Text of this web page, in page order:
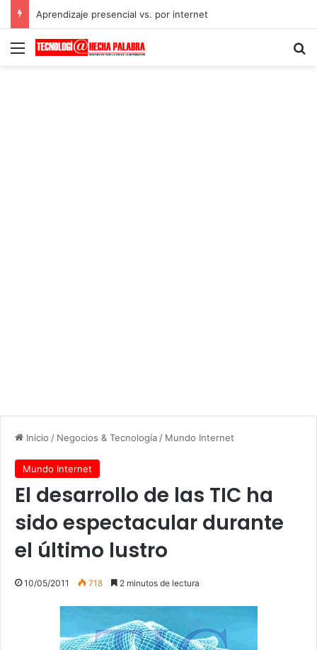
Aprendizaje presencial vs. por internet
Menú
Inicio / Negocios & Tecnología / Mundo Internet
Mundo Internet
El desarrollo de las TIC ha
sido espectacular durante
el último lustro
10/05/2011 718 2 minutos de lectura